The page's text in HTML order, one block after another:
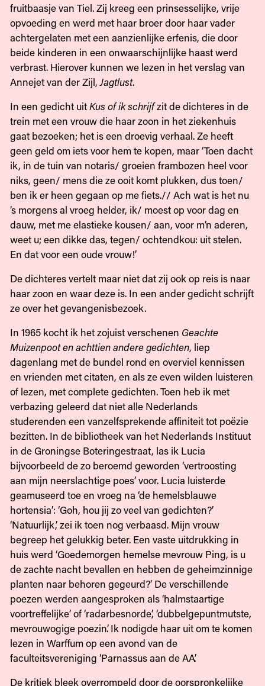
fruitbaasje van Tiel. Zij kreeg een prinsesselijke, vrije
opvoeding en werd met haar broer door haar vader
achtergelaten met een aanzienlijke erfenis, die door
beide kinderen in een onwaarschijnlijke haast werd
verbrast. Hierover kunnen we lezen in het verslag van
Annejet van der Zijl,Jagtlust.
In een gedicht uitKus of ik schrijfzit de dichteres in de
trein met een vrouw die haar zoon in het ziekenhuis
gaat bezoeken; het is een droevig verhaal. Ze heeft
geen geld om iets voor hem te kopen, maar ‘Toen dacht
ik, in de tuin van notaris/ groeien frambozen heel voor
niks, geen/ mens die ze ooit komt plukken, dus toen/
ben ik er heen gegaan op me fiets.// Ach wat is het nu
’s morgens al vroeg helder, ik/ moest op voor dag en
dauw, met me elastieke kousen/ aan, voor m’n aderen,
weet u; een dikke das, tegen/ ochtendkou: uit stelen.
En dat voor een oude vrouw!’
De dichteres vertelt maar niet dat zij ook op reis is naar
haar zoon en waar deze is. In een ander gedicht schrijft
ze over het gevangenisbezoek.
In 1965 kocht ik het zojuist verschenen Geachte
Muizenpoot en achttien andere gedichten, liep
dagenlang met de bundel rond en overviel kennissen
en vrienden met citaten, en als ze even wilden luisteren
of lezen, met complete gedichten. Toen heb ik met
verbazing geleerd dat niet alle Nederlands
studerenden een vanzelfsprekende affiniteit tot poëzie
bezitten. In de bibliotheek van het Nederlands Instituut
in de Groningse Boteringestraat, las ik Lucia
bijvoorbeeld de zo beroemd geworden ‘vertroosting
aan mijn neerslachtige poes’ voor. Lucia luisterde
geamuseerd toe en vroeg na ‘de hemelsblauwe
hortensia’: ‘Goh, hou jij zo veel van gedichten?’
‘Natuurlijk,’ zei ik toen nog verbaasd. Mijn vrouw
begreep het gelukkig beter. Een vaste uitdrukking in
huis werd ‘Goedemorgen hemelse mevrouw Ping, is u
de zachte nacht bevallen en hebben de geheimzinnige
planten naar behoren gegeurd?’ De verschillende
poezen werden aangesproken als ‘halmstaartige
voortreffelijke’ of ‘radarbesnorde’, ‘dubbelgepuntmutste,
mevrouwogige poezin’. Ik nodigde haar uit om te komen
lezen in Warffum op een avond van de
faculteitsvereniging ‘Parnassus aan de AA’.
De kritiek bleek overrompeld door de oorspronkelijke